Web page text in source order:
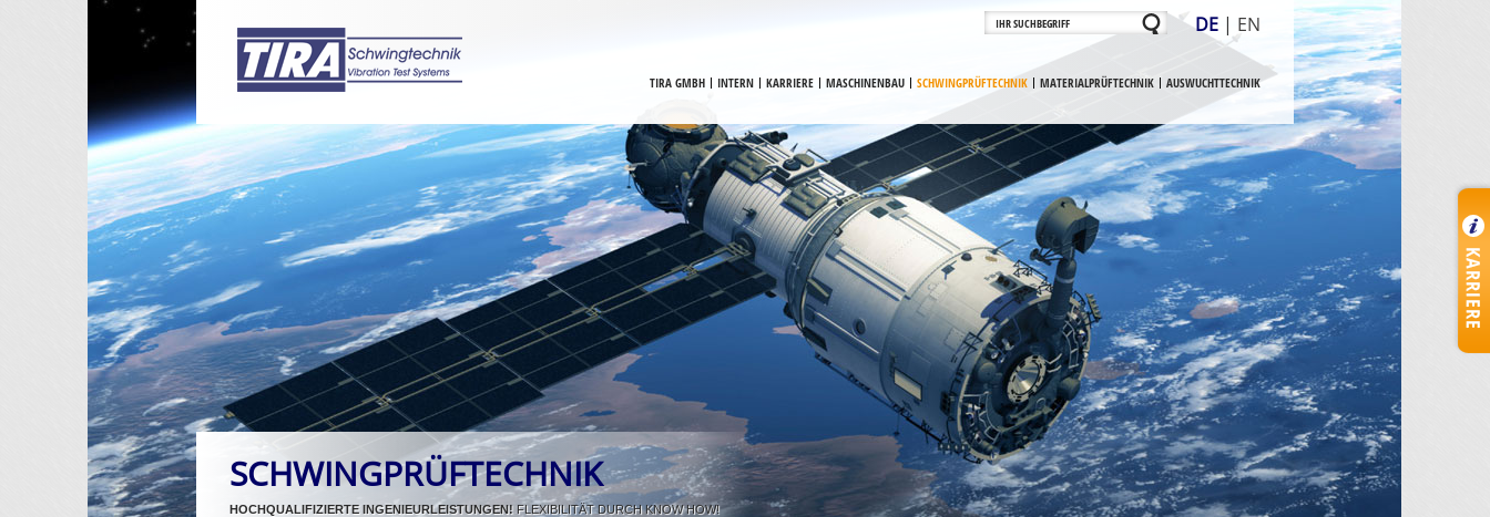
DE | EN
TIRA GMBH INTERN KARRIERE MASCHINENBAU SCHWINGPRÜFTECHNIK MATERIALPRÜFTECHNIK AUSWUCHTTECHNIK
SCHWINGPRÜFTECHNIK
HOCHQUALIFIZIERTE INGENIEURLEISTUNGEN! FLEXIBILITÄT DURCH KNOW HOW!